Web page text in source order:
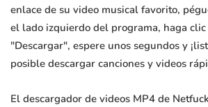
enlace de su video musical favorito,
el lado izquierdo del programa, haga
"Descargar", espere unos segundos y
posible descargar canciones y videos
El descargador de videos MP4 de